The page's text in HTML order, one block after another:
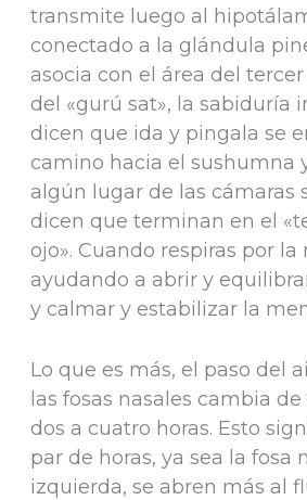
transmite luego al
conectado a la glándula
asocia con el área del
del «gurú sat», la sabiduría
dicen que ida y pingala se
camino hacia el sushumna
algún lugar de las cámaras
dicen que terminan en el
ojo». Cuando respiras por la
ayudando a abrir y
y calmar y estabilizar la
Lo que es más, el paso del
las fosas nasales cambia
dos a cuatro horas. Esto
par de horas, ya sea la fosa
izquierda, se abren más al